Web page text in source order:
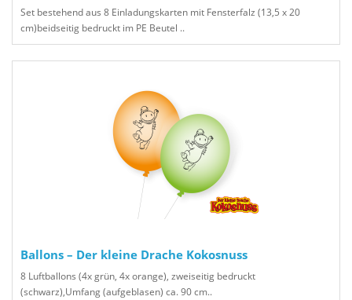
Set bestehend aus 8 Einladungskarten mit Fensterfalz (13,5 x 20
cm)beidseitig bedruckt im PE Beutel ..
Ballons – Der kleine Drache Kokosnuss
8 Luftballons (4x grün, 4x orange), zweiseitig bedruckt
(schwarz),Umfang (aufgeblasen) ca. 90 cm..